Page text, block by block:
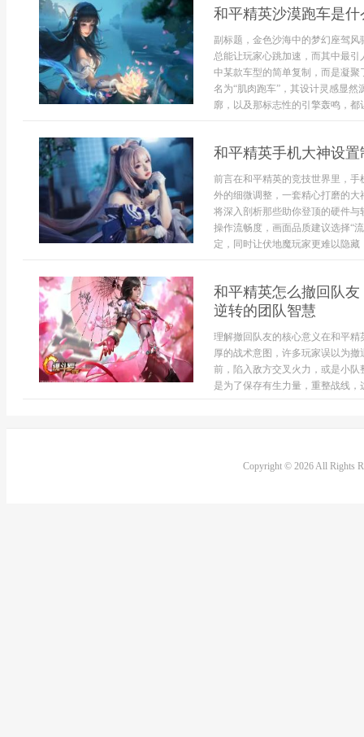
和平精英沙漠跑车是
副标题，金色沙海中的梦幻座驾
总能让玩家心跳加速，而其中最
中某款车型的简单复制，而是凝
名为“肌肉跑车”，其设计灵感显
廓，以及那标志性的引擎轰鸣，都
和平精英手机大神设
前言在和平精英的竞技世界里，
外的细微调整，一套精心打磨的
将深入剖析那些助你登顶的硬件
操作流畅度，画面品质建议选择“
定，同时让伏地魔玩家更难以隐藏
和平精英怎么撤回队
逆转的团队智慧
理解撤回队友的核心意义在和平
厚的战术意图，许多玩家误以为
前，陷入敌方交叉火力，或是小
是为了保存有生力量，重整战线
Copyright © 2026 All Rights